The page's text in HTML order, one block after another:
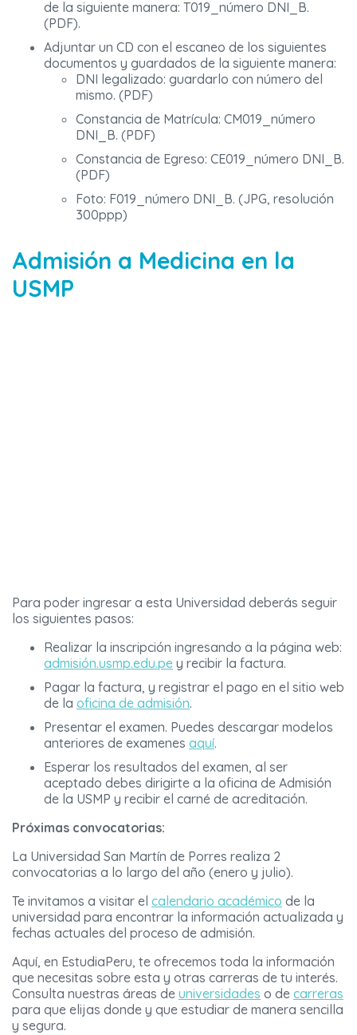
de la siguiente manera: T019_número DNI_B.
(PDF).
Adjuntar un CD con el escaneo de los siguientes
documentos y guardados de la siguiente manera:
DNI legalizado: guardarlo con número del
mismo. (PDF)
Constancia de Matrícula: CM019_número
DNI_B. (PDF)
Constancia de Egreso: CE019_número DNI_B.
(PDF)
Foto: F019_número DNI_B. (JPG, resolución
300ppp)
Admisión a Medicina en la
USMP
Para poder ingresar a esta Universidad deberás seguir
los siguientes pasos:
Realizar la inscripción ingresando a la página web:
admisión.usmp.edu.pe y recibir la factura.
Pagar la factura, y registrar el pago en el sitio web
de la oficina de admisión.
Presentar el examen. Puedes descargar modelos
anteriores de examenes aquí.
Esperar los resultados del examen, al ser
aceptado debes dirigirte a la oficina de Admisión
de la USMP y recibir el carné de acreditación.
Próximas convocatorias:
La Universidad San Martín de Porres realiza 2
convocatorias a lo largo del año (enero y julio).
Te invitamos a visitar el calendario académico de la
universidad para encontrar la información actualizada y
fechas actuales del proceso de admisión.
Aquí, en EstudiaPeru, te ofrecemos toda la información
que necesitas sobre esta y otras carreras de tu interés.
Consulta nuestras áreas de universidades o de carreras
para que elijas donde y que estudiar de manera sencilla
y segura.